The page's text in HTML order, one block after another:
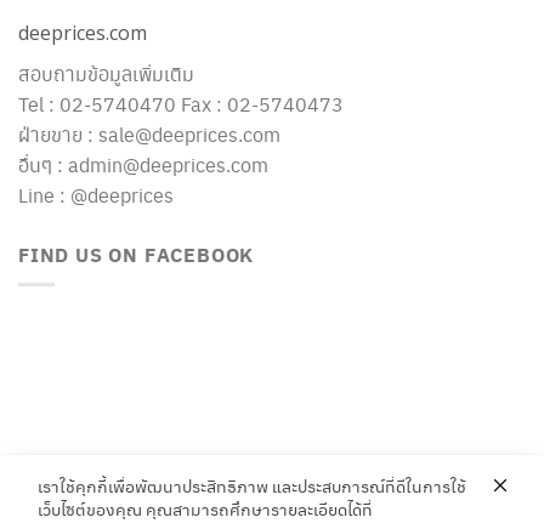
deeprices.com
สอบถามข้อมูลเพิ่มเติม
Tel : 02-5740470 Fax : 02-5740473
ฝ่ายขาย : sale@deeprices.com
อื่นๆ : admin@deeprices.com
Line : @deeprices
FIND US ON FACEBOOK
เราใช้คุกกี้เพื่อพัฒนาประสิทธิภาพ และประสบการณ์ที่ดีในการใช้
เว็บไซต์ของคุณ คุณสามารถศึกษารายละเอียดได้ที่